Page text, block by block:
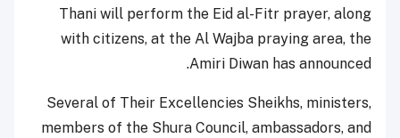
Thani will perform the Eid al-Fitr prayer, along
with citizens, at the Al Wajba praying area, the
Amiri Diwan has announced.
Several of Their Excellencies Sheikhs, ministers,
members of the Shura Council, ambassadors, and